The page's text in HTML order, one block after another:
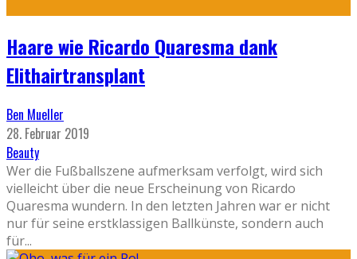
Haare wie Ricardo Quaresma dank
Elithairtransplant
Ben Mueller
28. Februar 2019
Beauty
Wer die Fußballszene aufmerksam verfolgt, wird sich
vielleicht über die neue Erscheinung von Ricardo
Quaresma wundern. In den letzten Jahren war er nicht
nur für seine erstklassigen Ballkünste, sondern auch
für...